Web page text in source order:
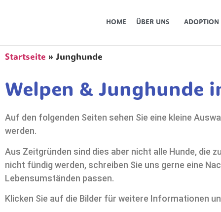
HOME ÜBER UNS ADOPTION
Startseite » Junghunde
Welpen & Junghunde
Auf den folgenden Seiten sehen Sie eine kleine
werden.
Aus Zeitgründen sind dies aber nicht alle Hunde, die
nicht fündig werden, schreiben Sie uns gerne eine
Lebensumständen passen.
Klicken Sie auf die Bilder für weitere Informationen